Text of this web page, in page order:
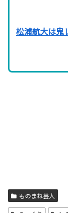
松浦航大は鬼
ものまね芸人